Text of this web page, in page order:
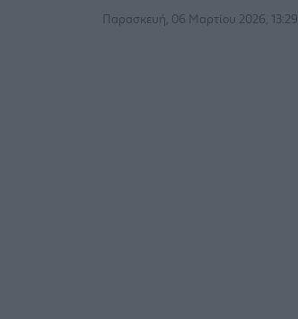
Παρασκευή, 06 Μαρτίου 2026, 13:29